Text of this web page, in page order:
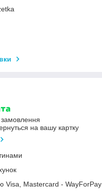
на вашу картку
Visa, Mastercard - WayForPay